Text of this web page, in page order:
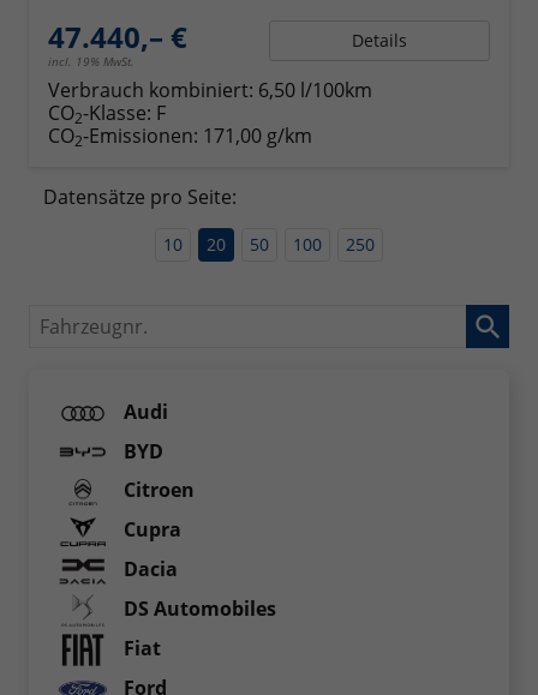
47.440,– €
incl. 19% MwSt.
Details
Verbrauch kombiniert: 6,50 l/100km
CO2-Klasse: F
CO2-Emissionen: 171,00 g/km
Datensätze pro Seite:
10 20 50 100 250
Fahrzeugnr.
Audi
BYD
Citroen
Cupra
Dacia
DS Automobiles
Fiat
Ford